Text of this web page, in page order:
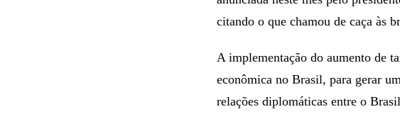
citando o que chamou de caça às
A implementação do aumento de
econômica no Brasil, para gerar
relações diplomáticas entre o